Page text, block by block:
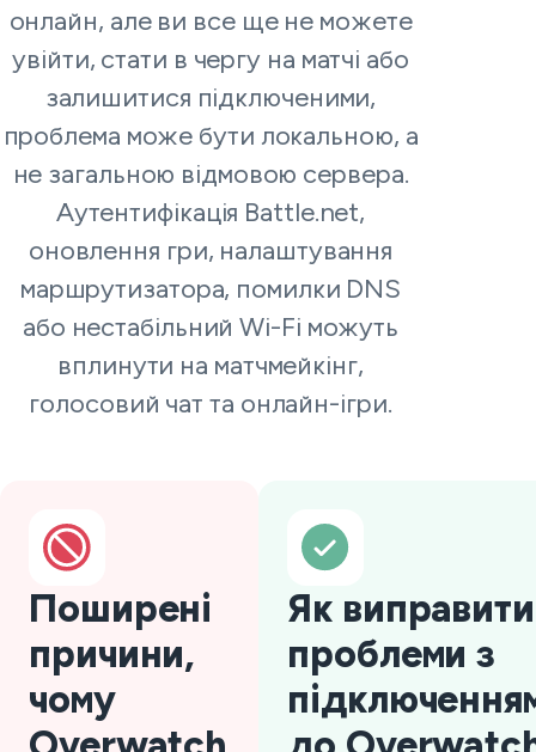
онлайн, але ви все ще не можете
увійти, стати в чергу на матчі або
залишитися підключеними,
проблема може бути локальною, а
не загальною відмовою сервера.
Аутентифікація Battle.net,
оновлення гри, налаштування
маршрутизатора, помилки DNS
або нестабільний Wi-Fi можуть
вплинути на матчмейкінг,
голосовий чат та онлайн-ігри.
Поширені
причини,
чому
Як виправити
проблеми з